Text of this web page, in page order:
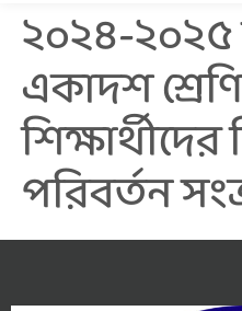
২০২৪-২০২৫
একাদশ
পরিবর্তন